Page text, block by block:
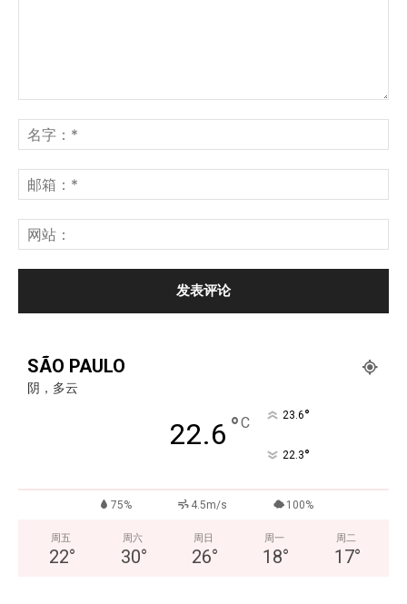
SÃO PAULO
阴，多云
22.6 °C 23.6°
22.3°
75% 4.5m/s 100%
周五
22°
周六
30°
周日
26°
周一
18°
周二
17°